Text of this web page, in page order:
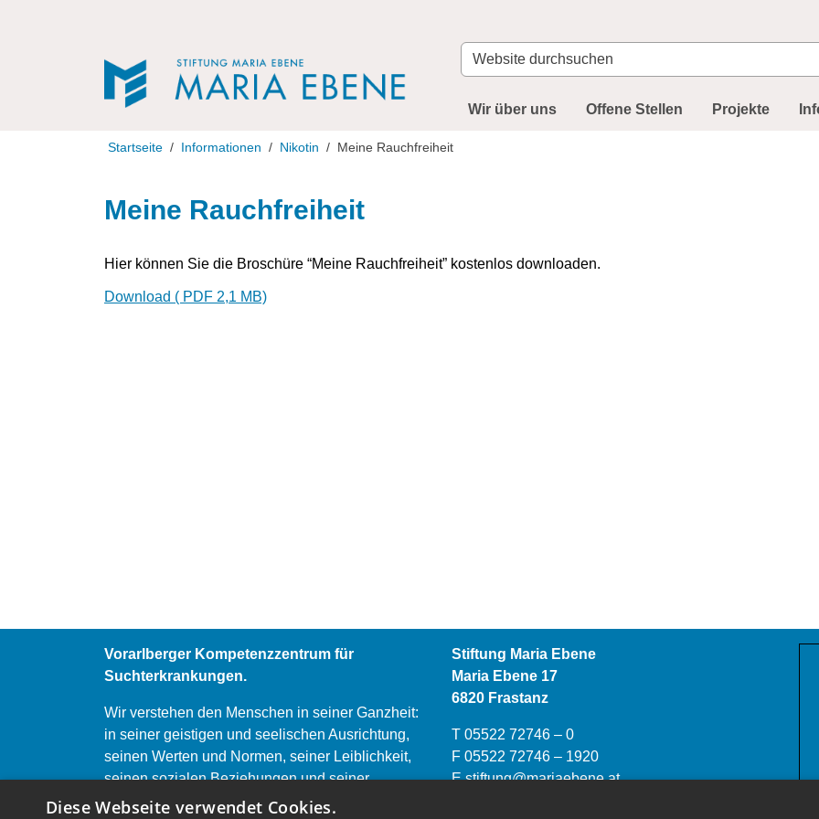
Website
durchsuchen
Wir über uns Offene Stellen Projekte
Startseite Informationen Nikotin Meine Rauchfreiheit
Meine Rauchfreiheit
Hier können Sie die Broschüre “Meine Rauchfreiheit” kostenlos downloaden.
Download ( PDF 2,1 MB)
Vorarlberger Kompetenzzentrum für
Suchterkrankungen.
Wir verstehen den Menschen in seiner Ganzheit:
in seiner geistigen und seelischen Ausrichtung,
seinen Werten und Normen, seiner Leiblichkeit,
seinen sozialen Beziehungen und seiner
Lebensgeschichte.
Stiftung Maria Ebene
Maria Ebene 17
6820 Frastanz
T 05522 72746 – 0
F 05522 72746 – 1920
Estiftung@mariaebene.at
Diese Webseite verwendet Cookies.